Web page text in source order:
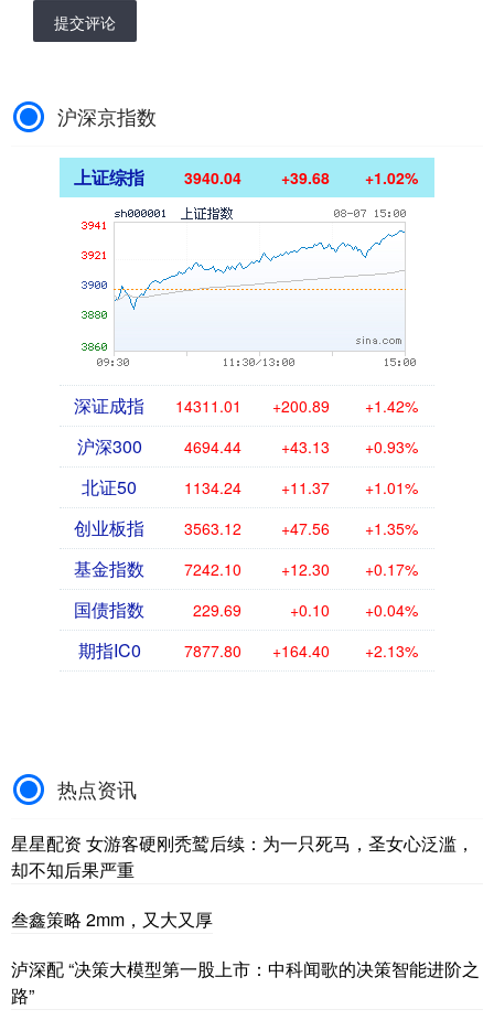
提交评论
沪深京指数
上证综指 3940.04 +39.68 +1.02%
深证成指 14311.01 +200.89 +1.42%
沪深300 4694.44 +43.13 +0.93%
北证50 1134.24 +11.37 +1.01%
创业板指 3563.12 +47.56 +1.35%
基金指数 7242.10 +12.30 +0.17%
国债指数 229.69 +0.10 +0.04%
期指IC0 7877.80 +164.40 +2.13%
热点资讯
星星配资 女游客硬刚秃鹫后续：为一只死马，圣女心泛滥，
却不知后果严重
叁鑫策略 2mm，又大又厚
泸深配 “决策大模型第一股上市：中科闻歌的决策智能进阶之
路”